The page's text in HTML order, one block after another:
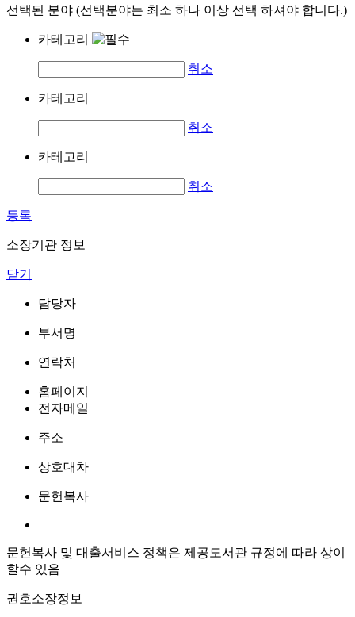
선택된 분야 (선택분야는 최소 하나 이상 선택 하셔야 합니다.)
카테고리
취소
카테고리
취소
카테고리
취소
등록
소장기관 정보
닫기
담당자
부서명
연락처
홈페이지
전자메일
주소
상호대차
문헌복사
문헌복사 및 대출서비스 정책은 제공도서관 규정에 따라 상이
할수 있음
권호소장정보